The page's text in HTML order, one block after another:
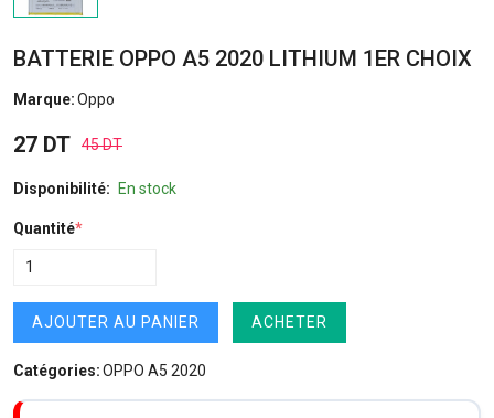
BATTERIE OPPO A5 2020 LITHIUM 1ER CHOIX
Marque:Oppo
27 DT 45 DT
Disponibilité: En stock
Quantité*
AJOUTER AU PANIER ACHETER
Catégories:OPPO A5 2020